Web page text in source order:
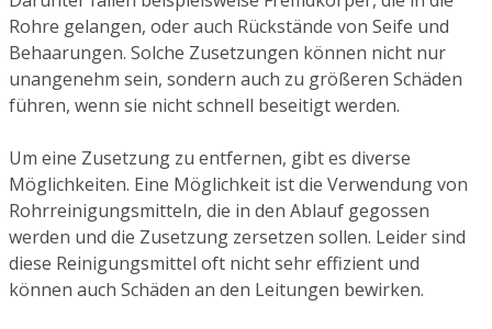
Rohre gelangen, oder auch Rückstände von Seife und
Behaarungen. Solche Zusetzungen können nicht nur
unangenehm sein, sondern auch zu größeren Schäden
führen, wenn sie nicht schnell beseitigt werden.
Um eine Zusetzung zu entfernen, gibt es diverse
Möglichkeiten. Eine Möglichkeit ist die Verwendung von
Rohrreinigungsmitteln, die in den Ablauf gegossen
werden und die Zusetzung zersetzen sollen. Leider sind
diese Reinigungsmittel oft nicht sehr effizient und
können auch Schäden an den Leitungen bewirken.